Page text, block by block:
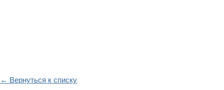
← Вернуться к списку